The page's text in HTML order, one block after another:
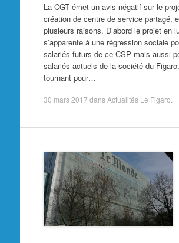
La CGT émet un avis négatif sur le
création de centre de service partagé,
plusieurs raisons. D’abord le projet en
s’apparente à une régression sociale
salariés futurs de ce CSP mais aussi
salariés actuels de la société du
tournant pour…
30 mars 2017 dansActualités Le Figaro